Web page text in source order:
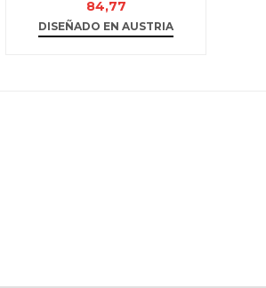
84,77
DISEÑADO EN AUSTRIA